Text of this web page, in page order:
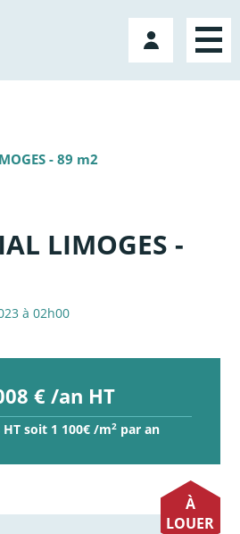
Mon
compte
- 89 m2
LIMOGES -
à 02h00
€ /an HT
soit 1 100€ /m2par an
À
LOUER